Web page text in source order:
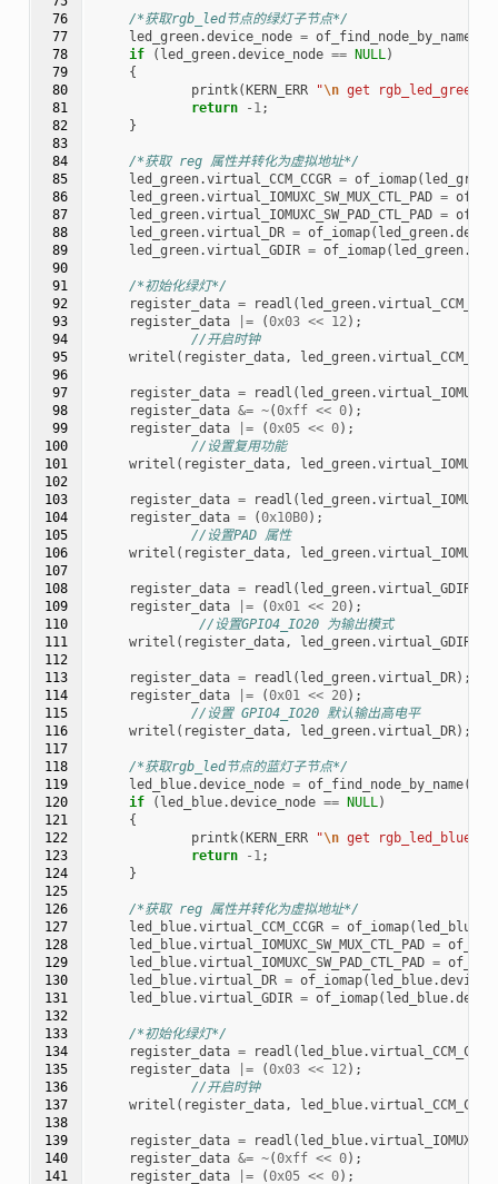
76
77
78
79
80
81
82
83
84
85
86
87
88
89
90
91
92
93
94
95
96
97
98
99
100
101
102
103
104
105
106
107
108
109
110
111
112
113
114
115
116
117
118
119
120
121
122
123
124
125
126
127
128
129
130
131
132
133
134
135
136
137
138
139
140
141
/*获取rgb_led节点的绿灯子节点*/
led_green.device_node = of_find_node_by_name
if
( led_green.device_node == NULL )
{
printk(KERN_ERR "\n get
return
-1 ;
}
/*获取 reg 属性并转化为虚拟地址*/
led_green.virtual_CCM_CCGR = of_iomap( led_green
led_green.virtual_IOMUXC_SW_MUX_CTL_PAD =
led_green.virtual_IOMUXC_SW_PAD_CTL_PAD =
led_green.virtual_DR = of_iomap( led_green.
led_green.virtual_GDIR = of_iomap( led_green.
/*初始化绿灯*/
register_data = readl ( led_green.
register_data
|= (0x03 << 12 );
//开启时钟
writel ( register_data, led_green.
register_data = readl ( led_green.
register_data &= ~(0xff << 0);
register_data
|= (0x05 << 0);
//设置复用功能
writel ( register_data, led_green.
register_data = readl ( led_green.
register_data = (0x10B0);
//设置PAD 属性
writel ( register_data, led_green.
register_data = readl ( led_green.virtual_GDIR
register_data
|= (0x01 << 20);
//设置GPIO4_IO20 为输出模式
writel ( register_data, led_green.virtual_GDIR
register_data = readl ( led_green.virtual_DR);
register_data
|= (0x01 << 20);
//设置 GPIO4_IO20 默认输出高电平
writel ( register_data, led_green.virtual_DR);
/*获取rgb_led节点的蓝灯子节点*/
led_blue.device_node = of_find_node_by_name(
if
( led_blue.device_node == NULL )
{
printk(KERN_ERR "\n get
return
-1 ;
}
/*获取 reg 属性并转化为虚拟地址*/
led_blue.virtual_CCM_CCGR = of_iomap( led_blue
led_blue.virtual_IOMUXC_SW_MUX_CTL_PAD =
led_blue.virtual_IOMUXC_SW_PAD_CTL_PAD =
led_blue.virtual_DR = of_iomap( led_blue.
led_blue.virtual_GDIR = of_iomap( led_blue.
/*初始化绿灯*/
register_data = readl ( led_blue.virtual_CCM_CCGR
register_data
|= (0x03 << 12 );
//开启时钟
writel ( register_data, led_blue.virtual_CCM_CCGR
register_data = readl ( led_blue.
register_data &= ~(0xff << 0);
register_data
|= (0x05 << 0);